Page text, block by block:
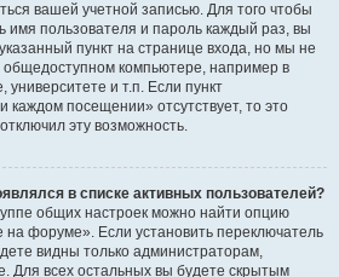
вашей учетной записью. Для того чтобы
имя пользователя и пароль каждый раз, вы
пункт на странице входа, но мы не
общедоступном компьютере, например в
и т.п. Если пункт
каждом посещении» отсутствует, то это
эту возможность.
в списке активных пользователей?
общих настроек можно найти опцию
форуме». Если установить переключатель
видны только администраторам,
Для всех остальных вы будете скрытым